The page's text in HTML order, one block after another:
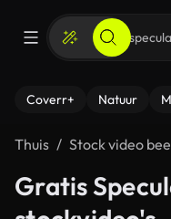
Coverr+ Natuur
Thuis Stock video
Gratis